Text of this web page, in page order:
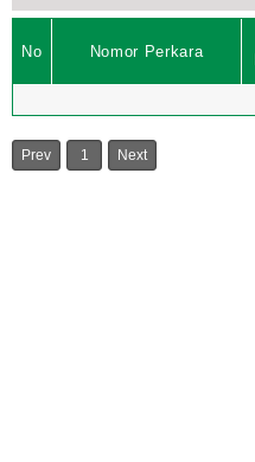
No Nomor Perkara
Prev 1 Next